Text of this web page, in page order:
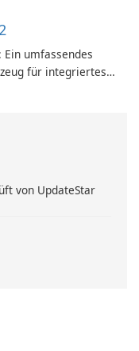
Ein umfassendes
für integriertes
von UpdateStar